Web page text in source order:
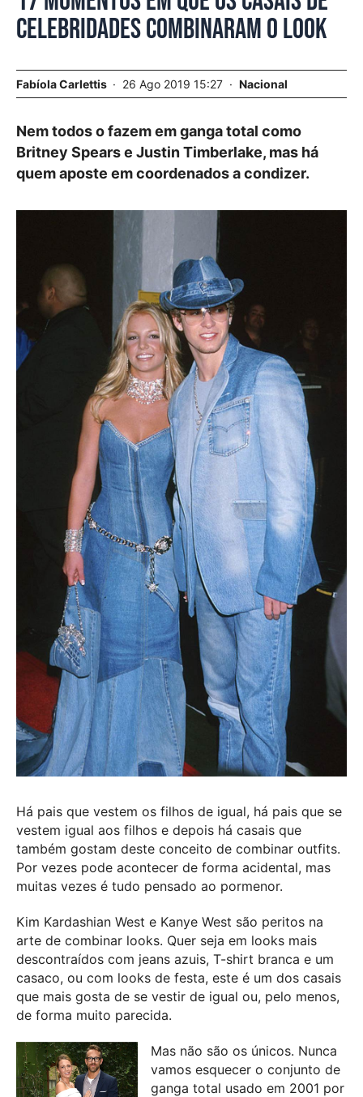
celebridades combinaram o look
Fabíola Carlettis 26 Ago 2019 15:27 Nacional
Nem todos o fazem em ganga total como
Britney Spears e Justin Timberlake, mas há
quem aposte em coordenados a condizer.
Há pais que vestem os filhos de igual, há pais que se
vestem igual aos filhos e depois há casais que
também gostam deste conceito de combinar outfits.
Por vezes pode acontecer de forma acidental, mas
muitas vezes é tudo pensado ao pormenor.
Kim Kardashian West e Kanye West são peritos na
arte de combinar looks. Quer seja em looks mais
descontraídos com jeans azuis, T-shirt branca e um
casaco, ou com looks de festa, este é um dos casais
que mais gosta de se vestir de igual ou, pelo menos,
de forma muito parecida.
Mas não são os únicos. Nunca
vamos esquecer o conjunto de
ganga total usado em 2001 por